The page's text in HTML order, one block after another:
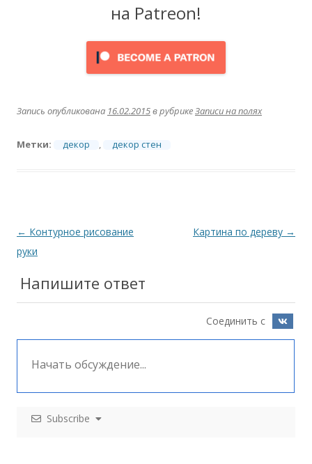
на Patreon!
Запись опубликована 16.02.2015в рубрикеЗаписи на полях
Метки: декор , декор стен
Навигация
по
← Контурное рисование
руки
Картина по дереву →
Напишите ответ
Соединить с
Subscribe